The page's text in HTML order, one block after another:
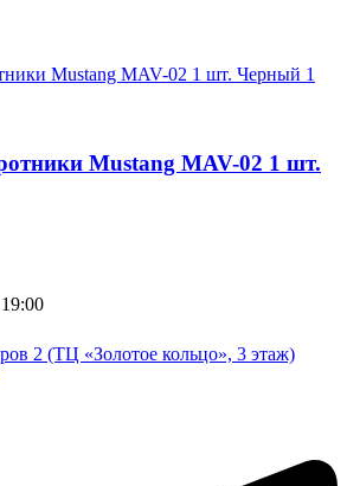
Mustang MAV-02 1 шт.
2 (ТЦ «Золотое кольцо», 3 этаж)